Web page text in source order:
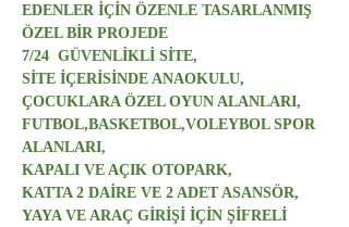
EDENLER İÇİN ÖZENLE TASARLANMIŞ
ÖZEL BİR PROJEDE
7/24  GÜVENLİKLİ SİTE,​
SİTE İÇERİSİNDE ANAOKULU,
ÇOCUKLARA ÖZEL OYUN ALANLARI,
FUTBOL,BASKETBOL,VOLEYBOL SPOR
ALANLARI,
KAPALI VE AÇIK OTOPARK,
KATTA 2 DAİRE VE 2 ADET ASANSÖR,
YAYA VE ARAÇ GİRİŞİ İÇİN ŞİFRELİ